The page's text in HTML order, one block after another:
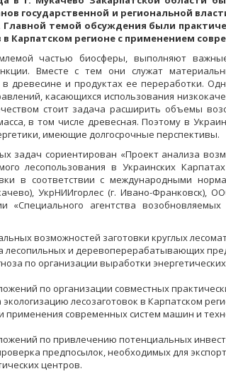
государственной и региональной
темой обсуждения были
Карпатском регионе с применением
частью биосферы, выполняют
Вместе с тем они служат
в древесине и продуктах ее переработки.
касающихся использования
стоит задача расширить объемы
в том числе древесная. Поэтому в
имеющие долгосрочные перспективы.
задач сориентирован «Проект анализа
лесопользования в Украинских
в соответствии с международными
УкрНИИгорлес (г. Ивано-Франковск),
«Специального агентства
возможностей заготовки круглых
лесопильных и деревоперерабатывающих
по организации выработки
по организации совместных
лесозаготовок в Карпатском
применения современных систем машин и
по привлечению потенциальных
предпосылок, необходимых для
центров.